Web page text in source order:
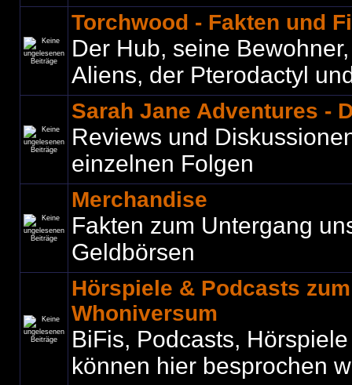
Torchwood - Fakten und
Der Hub, seine
Aliens, der Pterodactyl
Sarah Jane Adventures -
Reviews und
einzelnen Folgen
Merchandise
Fakten zum Untergang
Geldbörsen
Hörspiele & Podcasts
Whoniversum
BiFis, Podcasts,
können hier besprochen